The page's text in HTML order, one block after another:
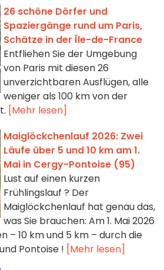
26 schöne Dörfer und
Spaziergänge rund um Paris,
Schätze in der Île-de-France
Entfliehen Sie der Umgebung
von Paris mit diesen 26
unverzichtbaren Ausflügen, alle
weniger als 100 km von der
[Mehr lesen]
Maiglöckchenlauf 2026: Zwei
Läufe über 5 und 10 km am 1.
Mai in Cergy-Pontoise (95)
Lust auf einen kurzen
Frühlingslauf ? Der
Maiglöckchenlauf hat genau das,
was Sie brauchen: Am 1. Mai 2026
– 10 km und 5 km – durch die
Pontoise ! [Mehr lesen]